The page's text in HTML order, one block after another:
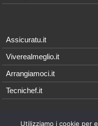
Assicuratu.it
Viverealmeglio.it
Arrangiamoci.it
Tecnichef.it
Utilizziamo i cookie per